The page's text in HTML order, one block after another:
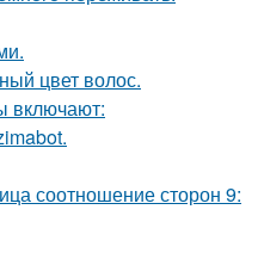
цвет волос.
включают:
соотношение сторон 9: